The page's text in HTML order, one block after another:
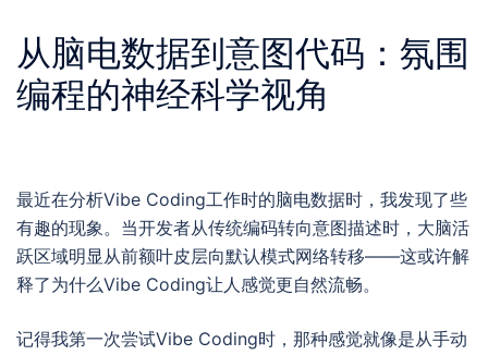
从脑电数据到意图代码：氛围
编程的神经科学视角
最近在分析Vibe Coding工作时的脑电数据时，我发现了些
有趣的现象。当开发者从传统编码转向意图描述时，大脑活
跃区域明显从前额叶皮层向默认模式网络转移——这或许解
释了为什么Vibe Coding让人感觉更自然流畅。
记得我第一次尝试Vibe Coding时，那种感觉就像是从手动